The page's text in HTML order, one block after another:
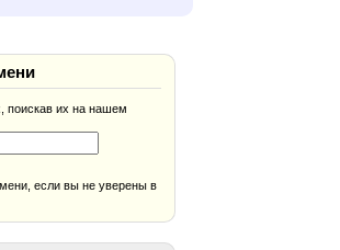
поискав их на нашем
если вы не уверены в